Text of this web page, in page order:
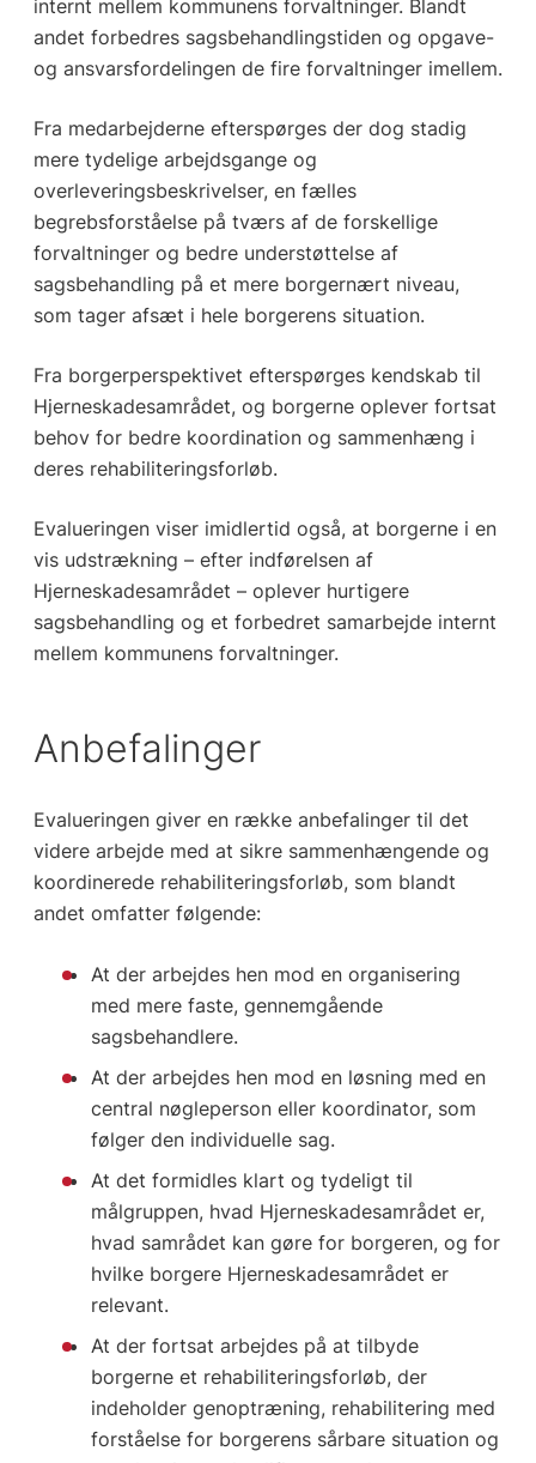
internt mellem kommunens forvaltninger. Blandt
andet forbedres sagsbehandlingstiden og opgave-
og ansvarsfordelingen de fire forvaltninger imellem.
Fra medarbejderne efterspørges der dog stadig
mere tydelige arbejdsgange og
overleveringsbeskrivelser, en fælles
begrebsforståelse på tværs af de forskellige
forvaltninger og bedre understøttelse af
sagsbehandling på et mere borgernært niveau,
som tager afsæt i hele borgerens situation.
Fra borgerperspektivet efterspørges kendskab til
Hjerneskadesamrådet, og borgerne oplever fortsat
behov for bedre koordination og sammenhæng i
deres rehabiliteringsforløb.
Evalueringen viser imidlertid også, at borgerne i en
vis udstrækning – efter indførelsen af
Hjerneskadesamrådet – oplever hurtigere
sagsbehandling og et forbedret samarbejde internt
mellem kommunens forvaltninger.
Anbefalinger
Evalueringen giver en række anbefalinger til det
videre arbejde med at sikre sammenhængende og
koordinerede rehabiliteringsforløb, som blandt
andet omfatter følgende:
At der arbejdes hen mod en organisering
med mere faste, gennemgående
sagsbehandlere.
At der arbejdes hen mod en løsning med en
central nøgleperson eller koordinator, som
følger den individuelle sag.
At det formidles klart og tydeligt til
målgruppen, hvad Hjerneskadesamrådet er,
hvad samrådet kan gøre for borgeren, og for
hvilke borgere Hjerneskadesamrådet er
relevant.
At der fortsat arbejdes på at tilbyde
borgerne et rehabiliteringsforløb, der
indeholder genoptræning, rehabilitering med
forståelse for borgerens sårbare situation og